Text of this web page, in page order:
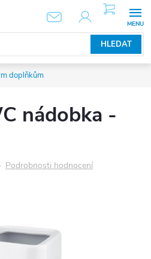
HLEDAT
NÁKUPNÍ
KOŠÍK
doplňkům
nádobka -
Podrobnosti hodnocení